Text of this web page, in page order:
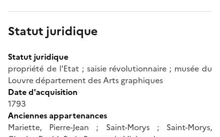
Statut juridique
Statut juridique
propriété de l'Etat ; saisie révolutionnaire ; musée du
Louvre département des Arts graphiques
Date d'acquisition
1793
Anciennes appartenances
Mariette, Pierre-Jean ; Saint-Morys ; Saint-Morys,